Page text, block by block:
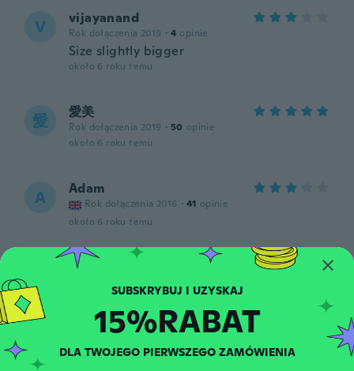
V vijayanand
Rok dołączenia 2019 · 4 opinie
Size slightly bigger
około 6 roku temu
愛 愛美
Rok dołączenia 2019 · 50 opinie
około 6 roku temu
A Adam
Rok dołączenia 2016 · 41 opinie
około 6 roku temu
Johanka
M metod
15%RABAT
DLA TWOJEGO PIERWSZEGO ZAMÓWIENIA